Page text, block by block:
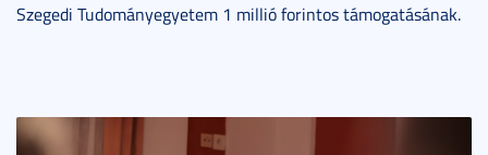
Szegedi Tudományegyetem 1 millió forintos támogatásának.